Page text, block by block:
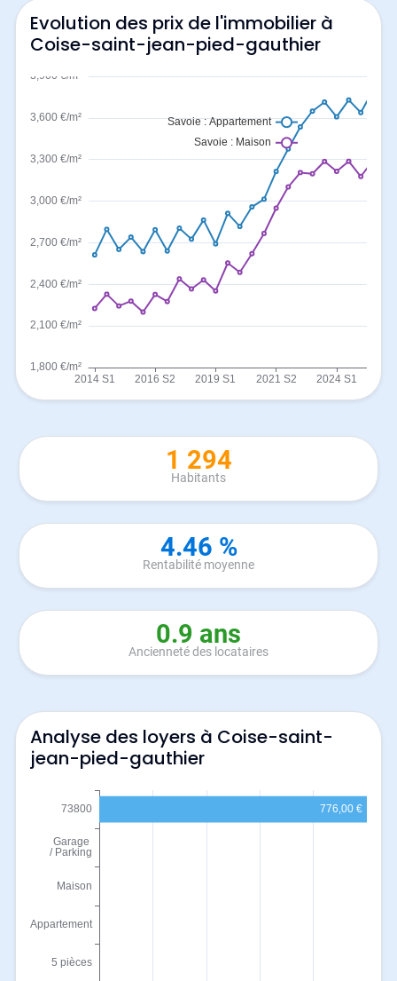
Evolution des prix de l'immobilier à
Coise-saint-jean-pied-gauthier
1 294
Habitants
4.46 %
Rentabilité moyenne
0.9 ans
Ancienneté des locataires
Analyse des loyers à Coise-saint-
jean-pied-gauthier